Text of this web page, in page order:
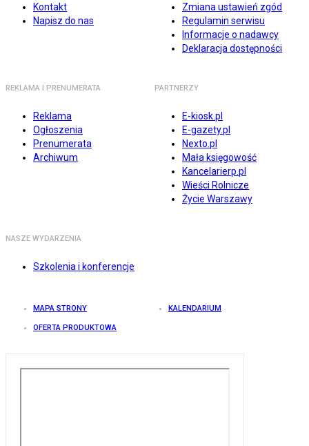
Kontakt
Napisz do nas
Zmiana ustawień zgód
Regulamin serwisu
Informacje o nadawcy
Deklaracja dostępności
REKLAMA I PRENUMERATA
Reklama
Ogłoszenia
Prenumerata
Archiwum
PARTNERZY
E-kiosk.pl
E-gazety.pl
Nexto.pl
Mała księgowość
Kancelarierp.pl
Wieści Rolnicze
Życie Warszawy
NASZE WYDARZENIA
Szkolenia i konferencje
MAPA STRONY KALENDARIUM
OFERTA PRODUKTOWA